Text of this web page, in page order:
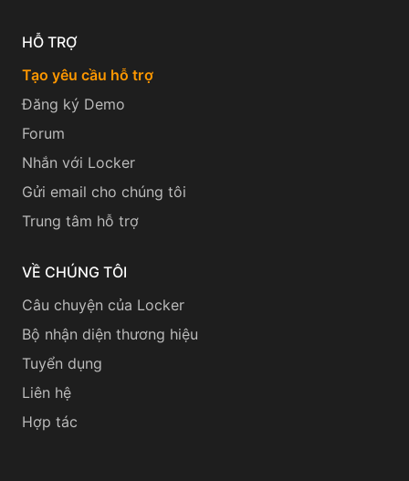
HỖ TRỢ
Tạo yêu cầu hỗ trợ
Đăng ký Demo
Forum
Nhắn với Locker
Gửi email cho chúng tôi
Trung tâm hỗ trợ
VỀ CHÚNG TÔI
Câu chuyện của Locker
Bộ nhận diện thương hiệu
Tuyển dụng
Liên hệ
Hợp tác